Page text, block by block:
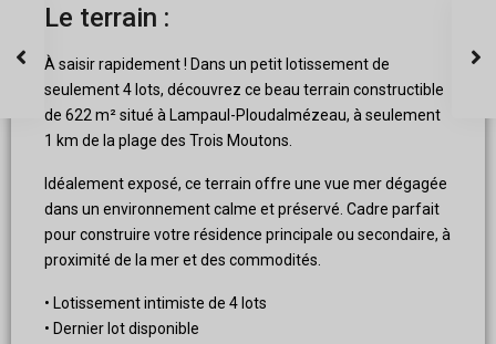
Le terrain :
À saisir rapidement ! Dans un petit lotissement de
seulement 4 lots, découvrez ce beau terrain constructible
de 622 m² situé à Lampaul-Ploudalmézeau, à seulement
1 km de la plage des Trois Moutons.
Idéalement exposé, ce terrain offre une vue mer dégagée
dans un environnement calme et préservé. Cadre parfait
pour construire votre résidence principale ou secondaire, à
proximité de la mer et des commodités.
• Lotissement intimiste de 4 lots
• Dernier lot disponible